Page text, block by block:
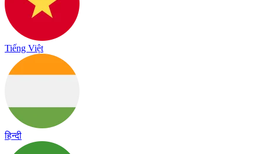
Tiếng Việt
हिन्दी